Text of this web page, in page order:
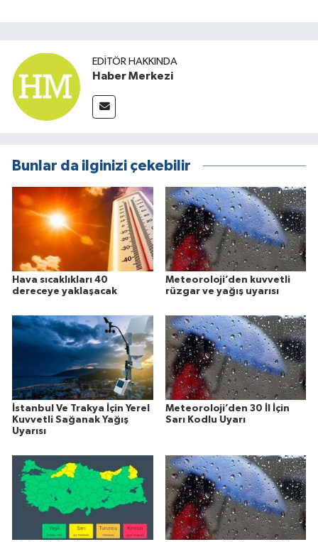
EDITÖR HAKKINDA
Haber Merkezi
Bunlar da ilginizi çekebilir
Hava sıcaklıkları 40
dereceye yaklaşacak
Meteoroloji’den kuvvetli
rüzgar ve yağış uyarısı
İstanbul Ve Trakya İçin Yerel
Kuvvetli Sağanak Yağış
Uyarısı
Meteoroloji’den 30 İl İçin
Sarı Kodlu Uyarı